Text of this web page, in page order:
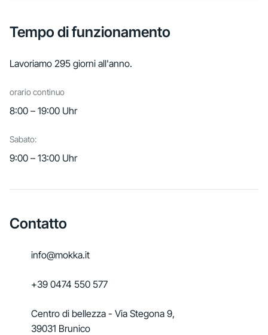
Tempo di funzionamento
Lavoriamo 295 giorni all'anno.
orario continuo
8:00 – 19:00 Uhr
Sabato:
9:00 – 13:00 Uhr
Contatto
info@mokka.it
+39 0474 550 577
Centro di bellezza - Via Stegona 9,
39031 Brunico